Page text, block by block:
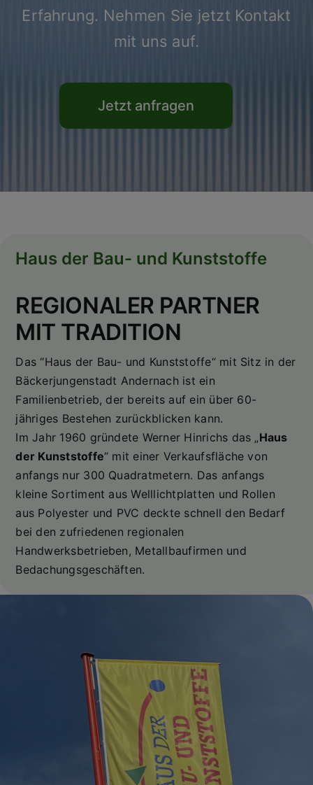
Erfahrung. Nehmen Sie jetzt Kontakt
mit uns auf.
Jetzt anfragen
Haus der Bau- und Kunststoffe
REGIONALER PARTNER
MIT TRADITION
Das “Haus der Bau- und Kunststoffe“ mit Sitz in der
Bäckerjungenstadt Andernach ist ein
Familienbetrieb, der bereits auf ein über 60-
jähriges Bestehen zurückblicken kann.
Im Jahr 1960 gründete Werner Hinrichs das „Haus
der Kunststoffe“ mit einer Verkaufsfläche von
anfangs nur 300 Quadratmetern. Das anfangs
kleine Sortiment aus Welllichtplatten und Rollen
aus Polyester und PVC deckte schnell den Bedarf
bei den zufriedenen regionalen
Handwerksbetrieben, Metallbaufirmen und
Bedachungsgeschäften.